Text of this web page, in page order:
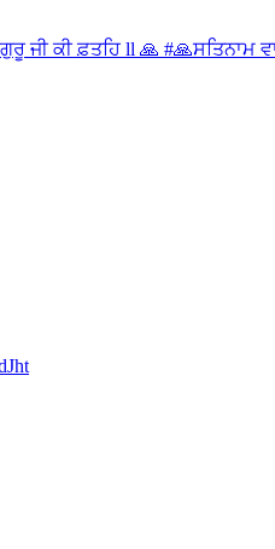
ਜੀ ਕੀ ਫ਼ਤਹਿ ll 🙏 #🙏ਸਤਿਨਾਮ